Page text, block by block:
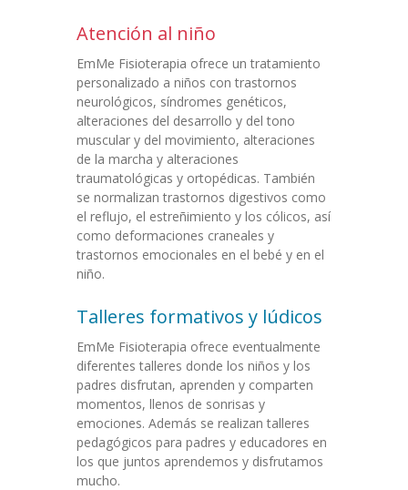
Atención al niño
EmMe Fisioterapia ofrece un tratamiento
personalizado a niños con trastornos
neurológicos, síndromes genéticos,
alteraciones del desarrollo y del tono
muscular y del movimiento, alteraciones
de la marcha y alteraciones
traumatológicas y ortopédicas. También
se normalizan trastornos digestivos como
el reflujo, el estreñimiento y los cólicos, así
como deformaciones craneales y
trastornos emocionales en el bebé y en el
niño.
Talleres formativos y lúdicos
EmMe Fisioterapia ofrece eventualmente
diferentes talleres donde los niños y los
padres disfrutan, aprenden y comparten
momentos, llenos de sonrisas y
emociones. Además se realizan talleres
pedagógicos para padres y educadores en
los que juntos aprendemos y disfrutamos
mucho.